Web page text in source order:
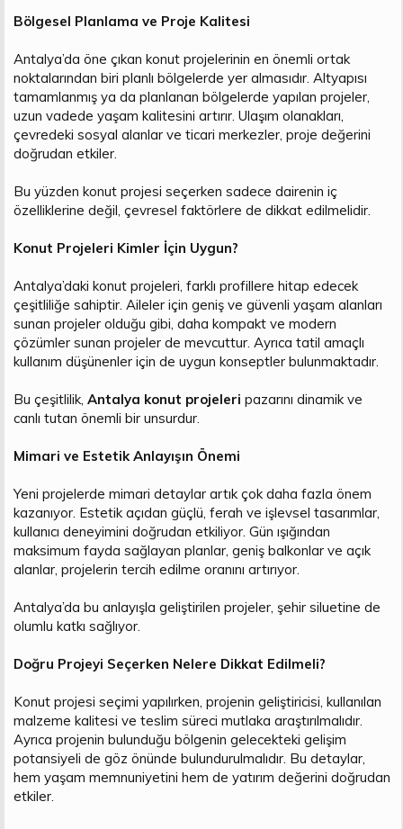
Bölgesel Planlama ve Proje Kalitesi
Antalya’da öne çıkan konut projelerinin en önemli ortak
noktalarından biri planlı bölgelerde yer almasıdır. Altyapısı
tamamlanmış ya da planlanan bölgelerde yapılan projeler,
uzun vadede yaşam kalitesini artırır. Ulaşım olanakları,
çevredeki sosyal alanlar ve ticari merkezler, proje değerini
doğrudan etkiler.
Bu yüzden konut projesi seçerken sadece dairenin iç
özelliklerine değil, çevresel faktörlere de dikkat edilmelidir.
Konut Projeleri Kimler İçin Uygun?
Antalya’daki konut projeleri, farklı profillere hitap edecek
çeşitliliğe sahiptir. Aileler için geniş ve güvenli yaşam alanları
sunan projeler olduğu gibi, daha kompakt ve modern
çözümler sunan projeler de mevcuttur. Ayrıca tatil amaçlı
kullanım düşünenler için de uygun konseptler bulunmaktadır.
Bu çeşitlilik, Antalya konut projeleri pazarını dinamik ve
canlı tutan önemli bir unsurdur.
Mimari ve Estetik Anlayışın Önemi
Yeni projelerde mimari detaylar artık çok daha fazla önem
kazanıyor. Estetik açıdan güçlü, ferah ve işlevsel tasarımlar,
kullanıcı deneyimini doğrudan etkiliyor. Gün ışığından
maksimum fayda sağlayan planlar, geniş balkonlar ve açık
alanlar, projelerin tercih edilme oranını artırıyor.
Antalya’da bu anlayışla geliştirilen projeler, şehir siluetine de
olumlu katkı sağlıyor.
Doğru Projeyi Seçerken Nelere Dikkat Edilmeli?
Konut projesi seçimi yapılırken, projenin geliştiricisi, kullanılan
malzeme kalitesi ve teslim süreci mutlaka araştırılmalıdır.
Ayrıca projenin bulunduğu bölgenin gelecekteki gelişim
potansiyeli de göz önünde bulundurulmalıdır. Bu detaylar,
hem yaşam memnuniyetini hem de yatırım değerini doğrudan
etkiler.